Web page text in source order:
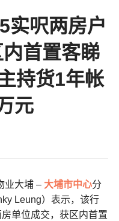
实呎两房户
首置客睇
持货1年帐
元
业大埔 – 大埔市中心分
Leung）表示，该行
单位成交，获区内首置